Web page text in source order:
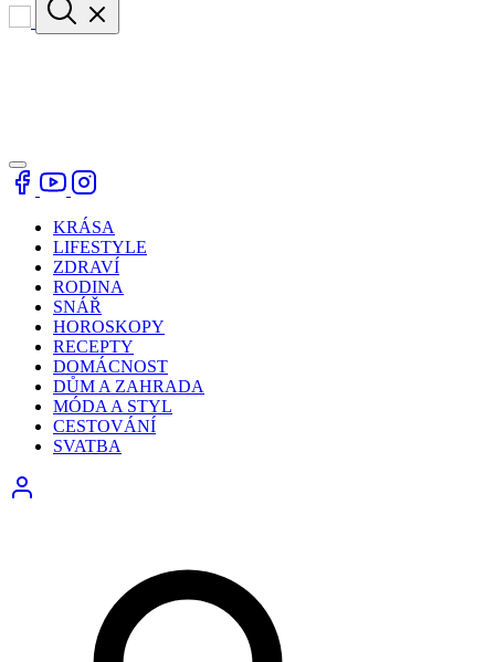
KRÁSA
LIFESTYLE
ZDRAVÍ
RODINA
SNÁŘ
HOROSKOPY
RECEPTY
DOMÁCNOST
DŮM A ZAHRADA
MÓDA A STYL
CESTOVÁNÍ
SVATBA